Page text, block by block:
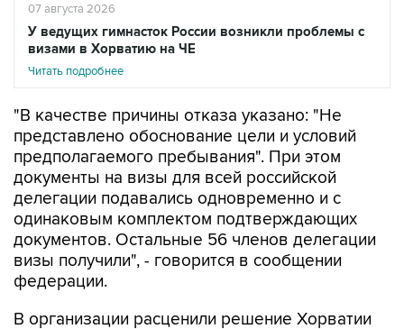
07 августа 2026
У ведущих гимнасток России возникли проблемы с
визами в Хорватию на ЧЕ
Читать подробнее
"В качестве причины отказа указано: "Не
представлено обоснование цели и условий
предполагаемого пребывания". При этом
документы на визы для всей российской
делегации подавались одновременно и с
одинаковым комплектом подтверждающих
документов. Остальные 56 членов делегации
визы получили", - говорится в сообщении
федерации.
В организации расценили решение Хорватии